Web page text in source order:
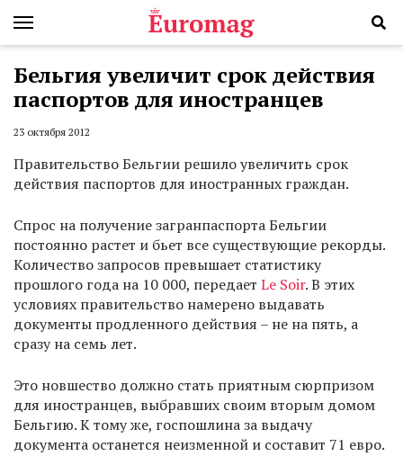
Бельгия увеличит срок действия
паспортов для иностранцев
23 октября 2012
Правительство Бельгии решило увеличить срок
действия паспортов для иностранных граждан.
Спрос на получение загранпаспорта Бельгии
постоянно растет и бьет все существующие рекорды.
Количество запросов превышает статистику
прошлого года на 10 000, передает Le Soir. В этих
условиях правительство намерено выдавать
документы продленного действия – не на пять, а
сразу на семь лет.
Это новшество должно стать приятным сюрпризом
для иностранцев, выбравших своим вторым домом
Бельгию. К тому же, госпошлина за выдачу
документа останется неизменной и составит 71 евро.